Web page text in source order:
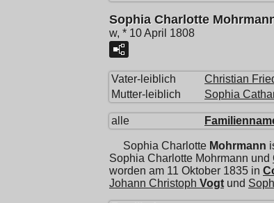
Sophia Charlotte
w, * 10 April 1808
Vater-leiblich Christian
Mutter-leiblich
Sophia
alle
Sophia Charlotte Mohrmann
Sophia Charlotte Mohrmann und
worden am 11 Oktober 1835 in
Johann Christoph Vogt und